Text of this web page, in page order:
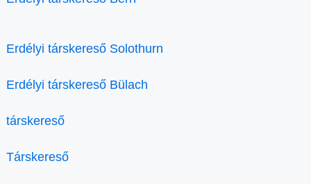
Erdélyi társkereső Solothurn
Erdélyi társkereső Bülach
társkereső
Társkereső